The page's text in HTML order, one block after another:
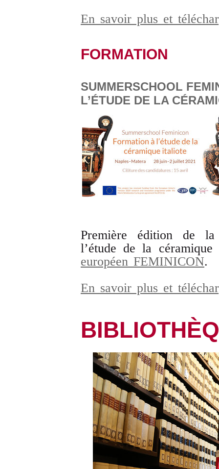
En savoir plus et
FORMATION
SUMMERSCHOOL
L’ÉTUDE DE LA
Première édition de
l’étude de la
européen FEMINICON.
En savoir plus et